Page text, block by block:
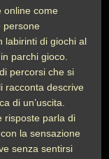
online come
persone
labirinti di giochi al
parchi gioco.
percorsi che si
racconta descrive
di un’uscita.
risposte parla di
la sensazione
senza sentirsi